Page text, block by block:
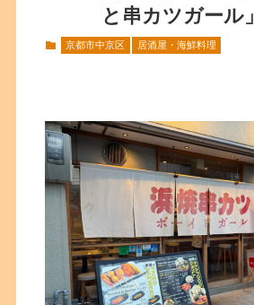
と串カツガール」
京都市中京区 居酒屋・海鮮料理